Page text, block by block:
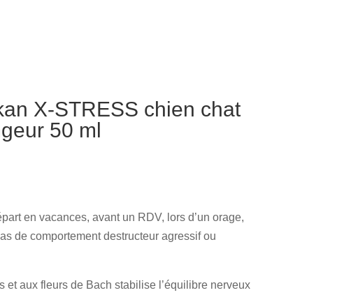
X-STRESS chien chat
50 ml
en vacances, avant un RDV, lors d’un orage,
de comportement destructeur agressif ou
et aux fleurs de Bach stabilise l’équilibre nerveux